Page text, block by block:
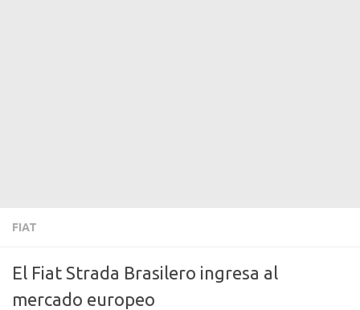
FIAT
El Fiat Strada Brasilero ingresa al
mercado europeo